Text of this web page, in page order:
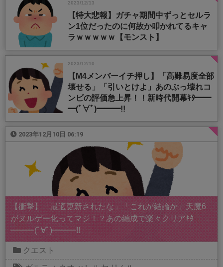
2023/12/13
【特大悲報】ガチャ期間中ずっとセルラ
ン1位だったのに何故か叩かれてるキャ
ラｗｗｗｗｗ【モンスト】
2023/12/10
【M4メンバーイチ押し】「高難易度全部
壊せる」「引いとけよ」あのぶっ壊れコ
ンビの評価急上昇！！新時代開幕ｷﾀ━━
━(ﾟ∀ﾟ)━━━!!
2023年12月10日 06:19
【衝撃】「最適更新されたな」「これが結論か」天魔6
がヌルゲー化ってマジ！？あの編成で楽々クリアｷﾀ
━━━(ﾟ∀ﾟ)━━━!!
クエスト